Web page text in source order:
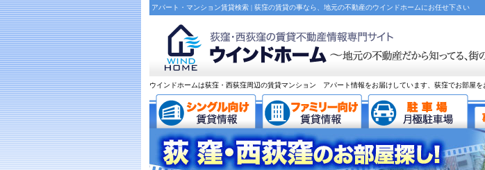
アパート・マンション賃貸検索 | 荻窪の賃貸の事なら、地元の不動産のウインドホームにお任せ下さい
ウインドホームは荻窪・西荻窪周辺の賃貸マンション アパート情報をお届けしています、荻窪でお部屋を